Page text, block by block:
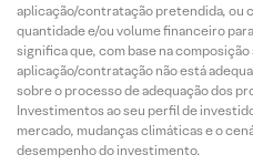
aplicação/contratação pretendida, ou
quantidade e/ou volume financeiro
significa que, com base na
aplicação/contratação não está
sobre o processo de adequação dos
Investimentos ao seu perfil de
mercado, mudanças climáticas e o
desempenho do investimento.